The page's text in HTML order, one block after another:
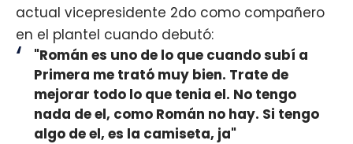
actual vicepresidente 2do como compañero
en el plantel cuando debutó:
"Román es uno de lo que cuando subí a
Primera me trató muy bien. Trate de
mejorar todo lo que tenia el. No tengo
nada de el, como Román no hay. Si tengo
algo de el, es la camiseta, ja"